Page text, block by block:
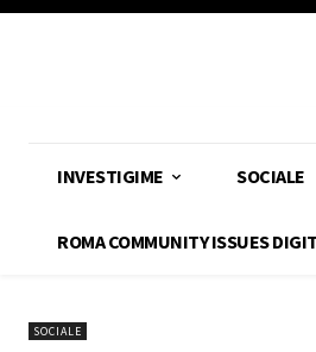
INVESTIGIME SOCIALE
ROMA COMMUNITY ISSUES
SOCIALE